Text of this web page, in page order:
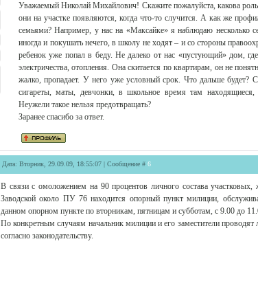
Уважаемый Николай Михайлович! Скажите пожалуйста, какова
они на участке появляются, когда что-то случится. А как же
семьями? Например, у нас на «Максайке» я наблюдаю несколько
иногда и покушать нечего, в школу не ходят – и со стороны
ребенок уже попал в беду. Не далеко от нас «пустующий» дом,
электричества, отопления. Она скитается по квартирам, он не
жалко, пропадает. У него уже условный срок. Что дальше будет?
сигареты, маты, девчонки, в школьное время там
Неужели такое нельзя предотвращать?
Заранее спасибо за ответ.
Дата: Вторник, 29.09.09, 18:55:07 | Сообщение # 6
В связи с омоложением на 90 процентов личного состава
Заводской около ПУ 76 находится опорный пункт милиции,
данном опорном пункте по вторникам, пятницам и субботам, с 9.00 до
По конкретным случаям начальник милиции и его заместители
согласно законодательству.